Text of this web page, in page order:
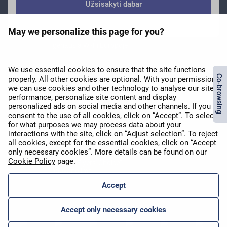
May we personalize this page for you?
We use essential cookies to ensure that the site functions
properly. All other cookies are optional. With your permission,
we can use cookies and other technology to analyse our site's
performance, personalize site content and display
personalized ads on social media and other channels. If you
consent to the use of all cookies, click on “Accept”. To select
for what purposes we may process data about your
interactions with the site, click on “Adjust selection”. To reject
all cookies, except for the essential cookies, click on “Accept
only necessary cookies”. More details can be found on our
Cookie Policy page.
Accept
Accept only necessary cookies
APEX 2026 apdovanojimas už
APEX 2026 Five Star Major
Airline Award
2025 m. „Flyers' Choice“
Užsisakyti dabar